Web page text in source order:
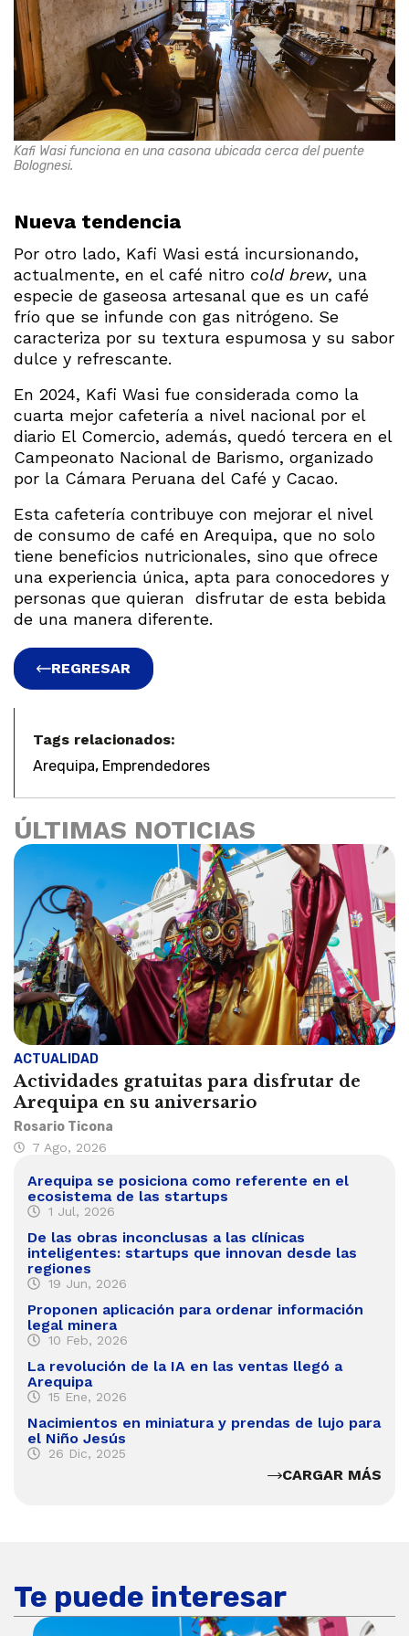
Kafi Wasi funciona en una casona ubicada cerca del puente
Bolognesi.
Nueva tendencia
Por otro lado, Kafi Wasi está incursionando,
actualmente, en el café nitro cold brew, una
especie de gaseosa artesanal que es un café
frío que se infunde con gas nitrógeno. Se
caracteriza por su textura espumosa y su sabor
dulce y refrescante.
En 2024, Kafi Wasi fue considerada como la
cuarta mejor cafetería a nivel nacional por el
diario El Comercio, además, quedó tercera en el
Campeonato Nacional de Barismo, organizado
por la Cámara Peruana del Café y Cacao.
Esta cafetería contribuye con mejorar el nivel
de consumo de café en Arequipa, que no solo
tiene beneficios nutricionales, sino que ofrece
una experiencia única, apta para conocedores y
personas que quieran disfrutar de esta bebida
de una manera diferente.
REGRESAR
Tags relacionados:
Arequipa, Emprendedores
ÚLTIMAS NOTICIAS
ACTUALIDAD
Actividades gratuitas para disfrutar de
Arequipa en su aniversario
Rosario Ticona
7 Ago, 2026
Arequipa se posiciona como referente en el
ecosistema de las startups
1 Jul, 2026
De las obras inconclusas a las clínicas
inteligentes: startups que innovan desde las
regiones
19 Jun, 2026
Proponen aplicación para ordenar información
legal minera
10 Feb, 2026
La revolución de la IA en las ventas llegó a
Arequipa
15 Ene, 2026
Nacimientos en miniatura y prendas de lujo para
el Niño Jesús
26 Dic, 2025
CARGAR MÁS
Te puede interesar